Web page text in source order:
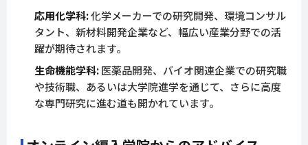
応用化学科:化学メーカーでの研究開発、環境コンサル
タント、新材料開発企業など、幅広い産業分野での活
躍が期待されます。
生命機能学科:医薬品開発、バイオ関連企業での研究職
や技術職、あるいは大学院進学を通じて、さらに高度
な専門研究に進む道も開かれています。